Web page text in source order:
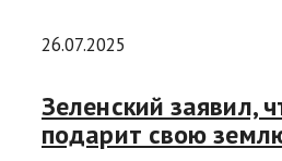
26.07.2025
Зеленский заявил,
подарит свою